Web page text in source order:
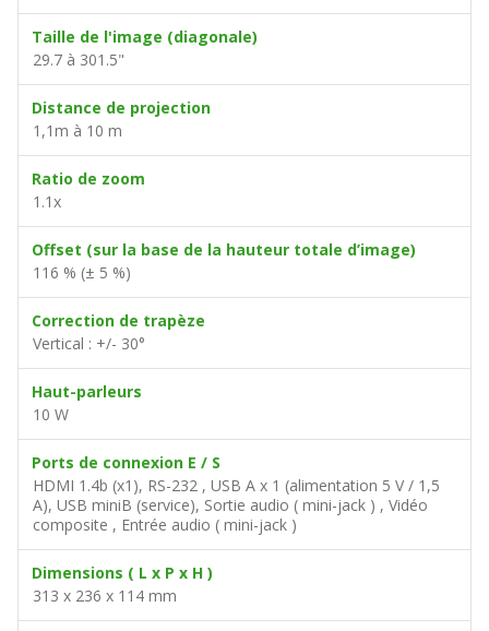
Taille de l'image (diagonale)
29.7 à 301.5"
Distance de projection
1,1m à 10 m
Ratio de zoom
1.1x
Offset (sur la base de la hauteur totale d’image)
116 % (± 5 %)
Correction de trapèze
Vertical : +/- 30°
Haut-parleurs
10 W
Ports de connexion E / S
HDMI 1.4b (x1), RS-232 , USB A x 1 (alimentation 5 V / 1,5
A), USB miniB (service), Sortie audio ( mini-jack ) , Vidéo
composite , Entrée audio ( mini-jack )
Dimensions ( L x P x H )
313 x 236 x 114 mm